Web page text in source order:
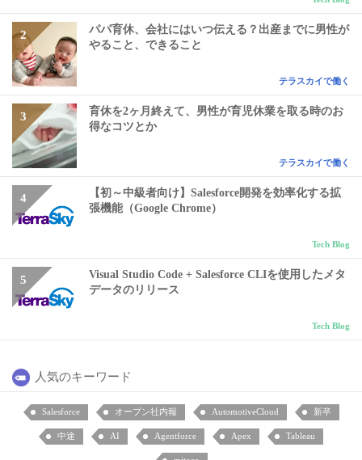
パパ育休、会社にはいつ伝える？出産までに男性が
やること、できること
テラスカイで働く
育休を2ヶ月終えて、男性が育児休業を取る時のお
得なコツとか
テラスカイで働く
【初～中級者向け】Salesforce開発を効率化する拡
張機能（Google Chrome）
Tech Blog
Visual Studio Code + Salesforce CLIを使用したメタ
データのリリース
Tech Blog
人気のキーワード
Salesforce オープン社内報 AutomotiveCloud 新卒
中途 AI Agentforce Apex Tableau